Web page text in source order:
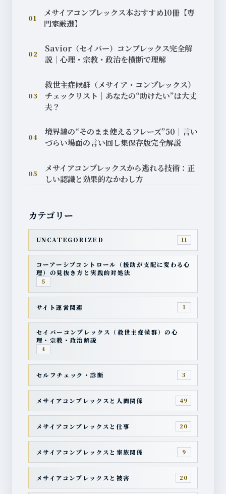
01
メサイアコンプレックス本おすすめ10冊【専
門家厳選】
02
Savior（セイバー）コンプレックス完全解
説｜心理・宗教・政治を横断で理解
03
救世主症候群（メサイア・コンプレックス）
チェックリスト｜あなたの“助けたい”は大丈
夫？
04
境界線の“そのまま使えるフレーズ”50｜言い
づらい場面の言い回し集保存版完全解説
05
メサイアコンプレックスから逃れる技術：正
しい認識と効果的なかわし方
カテゴリー
UNCATEGORIZED 11
コーアーシブコントロール（援助が支配に変わる心
理）の見抜き方と実践的対処法
5
サイト運営関連 1
セイバーコンプレックス（救世主症候群）の心
理・宗教・政治解説
4
セルフチェック・診断 3
メサイアコンプレックスと人間関係 49
メサイアコンプレックスと仕事 20
メサイアコンプレックスと家族関係 9
メサイアコンプレックスと被害 20